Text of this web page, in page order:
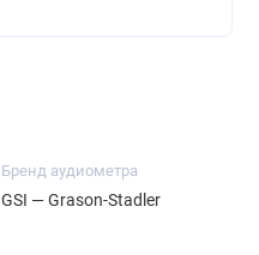
Бренд аудиометра
GSI — Grason-Stadler